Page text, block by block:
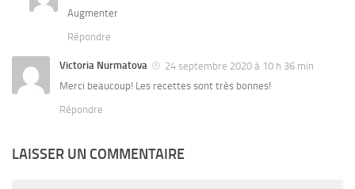
Augmenter
Répondre
Victoria Nurmatova
24 septembre 2020 à 10 h 36 min
Merci beaucoup! Les recettes sont très bonnes!
Répondre
LAISSER UN COMMENTAIRE